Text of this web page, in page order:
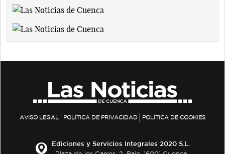
AVISO LEGAL POLÍTICA DE PRIVACIDAD POLÍTICA DE COOKIES
Ediciones y Servicios Integrales 2020 S.L.